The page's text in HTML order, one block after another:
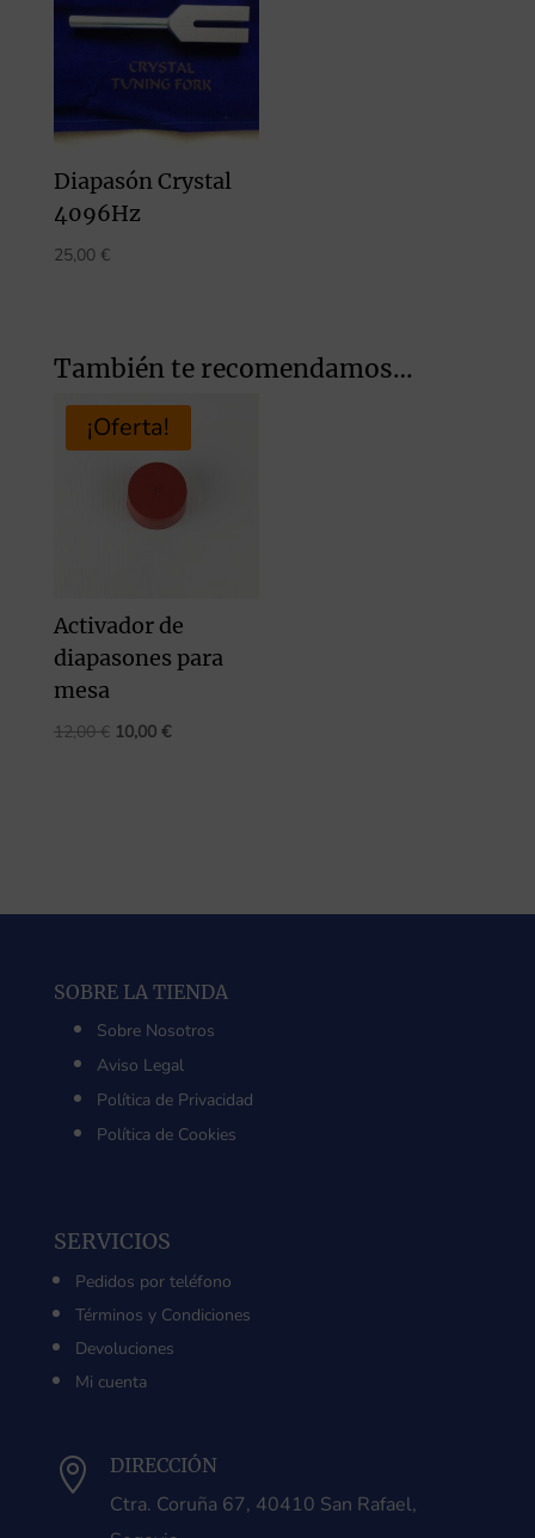
Diapasón Crystal
4096Hz
25,00 €
También te recomendamos…
¡Oferta!
Activador de
diapasones para
mesa
12,00€ El
10,00 €El
SOBRE LA TIENDA
Sobre Nosotros
Aviso Legal
Política de Privacidad
Política de Cookies
SERVICIOS
Pedidos por teléfono
Términos y Condiciones
Devoluciones
Mi cuenta
 DIRECCIÓN
Ctra. Coruña 67, 40410 San Rafael,